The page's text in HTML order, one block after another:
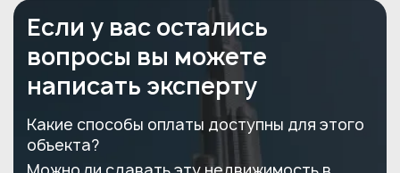
Если у вас остались
вопросы вы можете
написать эксперту
Какие способы оплаты доступны для этого
объекта?